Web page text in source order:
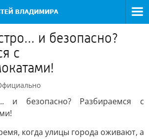
и безопасно?
с
и безопасно? Разбираемся с
когда улицы города оживают, а